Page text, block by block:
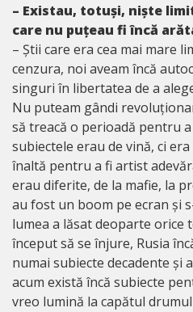
– Existau, totuși, niște
care nu puțeau fi încă
– Știi care era cea mai mare
cenzura, noi aveam încă
singuri în libertatea de a
Nu puteam gândi
să treacă o perioadă pentru
subiectele erau de vină, ci
înaltă pentru a fi artist
erau diferite, de la mafie, la
au fost un boom pe ecran și
lumea a lăsat deoparte orice
început să se înjure, Rusia
numai subiecte decadente și
acum există încă subiecte
vreo lumină la capătul